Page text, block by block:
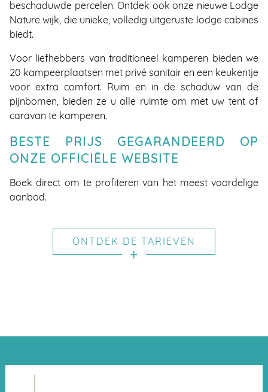
beschaduwde percelen. Ontdek ook onze nieuwe Lodge
Nature wijk, die unieke, volledig uitgeruste lodge cabines
biedt.
Voor liefhebbers van traditioneel kamperen bieden we
20 kampeerplaatsen met privé sanitair en een keukentje
voor extra comfort. Ruim en in de schaduw van de
pijnbomen, bieden ze u alle ruimte om met uw tent of
caravan te kamperen.
BESTE PRIJS GEGARANDEERD OP
ONZE OFFICIËLE WEBSITE
Boek direct om te profiteren van het meest voordelige
aanbod.
ONTDEK DE TARIEVEN